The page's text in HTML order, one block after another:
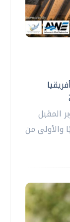
يومي 28 و 29 أكتوبر المقبل
والأولى من